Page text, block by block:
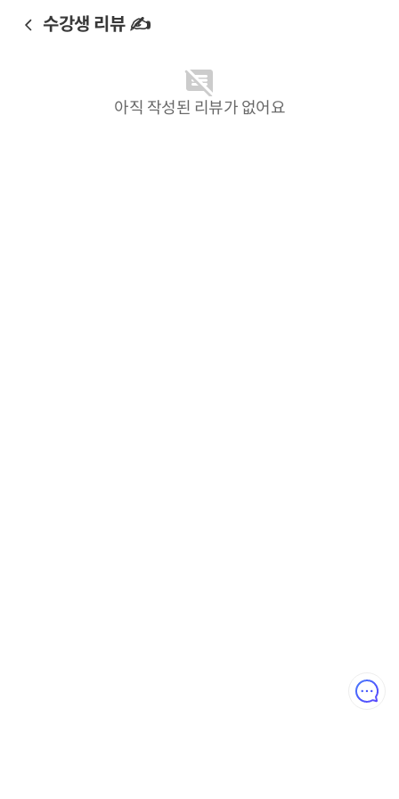
수강생 리뷰 ✍️
아직 작성된 리뷰가 없어요